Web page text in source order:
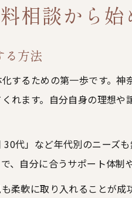
相談から
る方法
するための第一歩です。
れます。自分自身の理想
代」など年代別のニーズ
、自分に合うサポート体
柔軟に取り入れることが